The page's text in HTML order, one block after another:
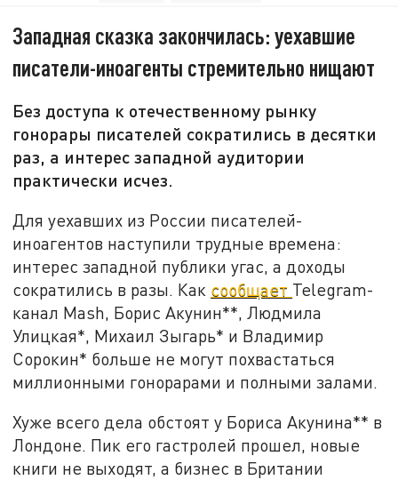
Западная сказка закончилась: уехавшие
писатели-иноагенты стремительно нищают
Без доступа к отечественному рынку
гонорары писателей сократились в десятки
раз, а интерес западной аудитории
практически исчез.
Для уехавших из России писателей-
иноагентов наступили трудные времена:
интерес западной публики угас, а доходы
сократились в разы. Как сообщает Telegram-
канал Mash, Борис Акунин**, Людмила
Улицкая*, Михаил Зыгарь* и Владимир
Сорокин* больше не могут похвастаться
миллионными гонорарами и полными залами.
Хуже всего дела обстоят у Бориса Акунина** в
Лондоне. Пик его гастролей прошел, новые
книги не выходят, а бизнес в Британии